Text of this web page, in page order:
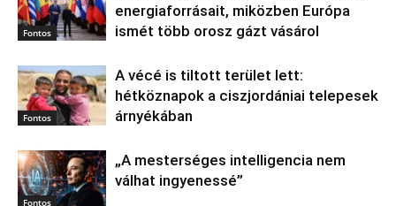
Fontos
energiaforrásait, miközben Európa
ismét több orosz gázt vásárol
Fontos
A vécé is tiltott terület lett:
hétköznapok a ciszjordániai telepesek
árnyékában
Fontos
„A mesterséges intelligencia nem
válhat ingyenessé”